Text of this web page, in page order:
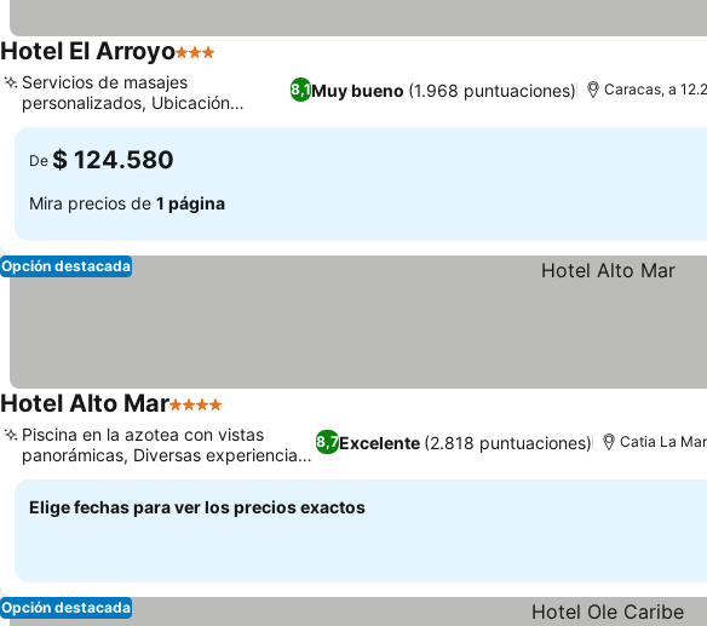
Hotel El Arroyo3 Estrellas
8,1Muy bueno (1.968 puntuaciones)
Servicios de masajes
personalizados, Ubicación
céntrica en Caracas
Caracas, a
De $ 124.580
Mira precios de 1 página
Opción destacada
Hotel Alto Mar4 Estrellas
8,7Excelente (2.818 puntuaciones)
Piscina en la azotea con vistas
panorámicas, Diversas experiencias
culinarias
Catia La
Elige fechas para ver los precios exactos
Opción destacada